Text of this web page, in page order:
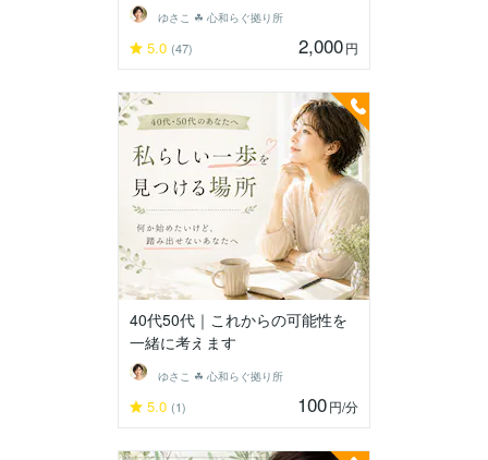
ゆさこ ☘ 心和らぐ拠り所
5.0 (47) 2,000円
40代50代｜これからの可能性を
一緒に考えます
ゆさこ ☘ 心和らぐ拠り所
5.0 (1) 100円/分